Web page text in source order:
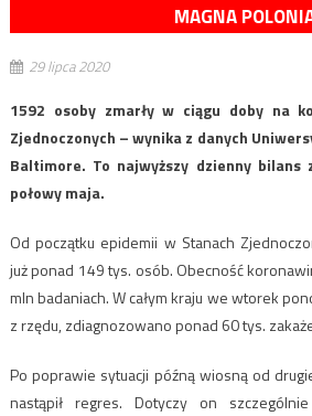
MAGNA
29 lipca 2020
1592 osoby zmarły w ciągu doby na
Zjednoczonych – wynika z danych
Baltimore. To najwyższy dzienny
połowy maja.
Od początku epidemii w Stanach
już ponad 149 tys. osób. Obecność
mln badaniach. W całym kraju we wtorek
z rzędu, zdiagnozowano ponad 60 tys.
Po poprawie sytuacji późną wiosną od
nastąpił regres. Dotyczy on